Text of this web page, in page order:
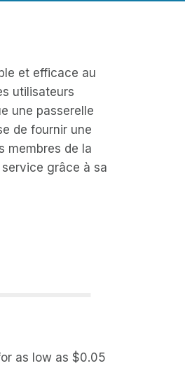
et efficace au
utilisateurs
une passerelle
de fournir une
membres de la
grâce à sa
as low as $0.05